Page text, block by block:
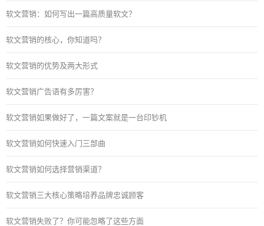
软文营销：如何写出一篇高质量软文？
软文营销的核心，你知道吗？
软文营销的优势及两大形式
软文营销广告语有多厉害？
软文营销如果做好了，一篇文案就是一台印钞机
软文营销如何快速入门三部曲
软文营销如何选择营销渠道？
软文营销三大核心策略培养品牌忠诚顾客
软文营销失败了？你可能忽略了这些方面